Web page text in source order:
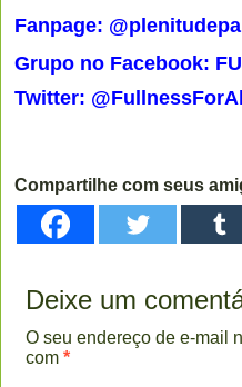
Fanpage:
Grupo no Facebook:
Twitter:
Compartilhe com seus
Deixe um
O seu endereço de e-mail
com *